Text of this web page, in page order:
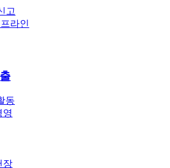
고
라인
동
영
장